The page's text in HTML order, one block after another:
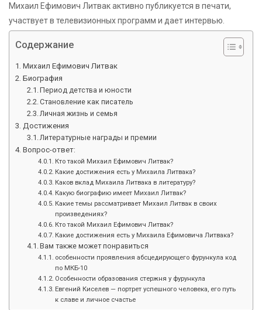
Михаил Ефимович Литвак активно публикуется в печати,
участвует в телевизионных программ и дает интервью.
Содержание
Михаил Ефимович Литвак
Биография
Период детства и юности
Становление как писатель
Личная жизнь и семья
Достижения
Литературные награды и премии
Вопрос-ответ:
Кто такой Михаил Ефимович Литвак?
Какие достижения есть у Михаила Литвака?
Каков вклад Михаила Литвака в литературу?
Какую биографию имеет Михаил Литвак?
Какие темы рассматривает Михаил Литвак в своих
произведениях?
Кто такой Михаил Ефимович Литвак?
Какие достижения есть у Михаила Ефимовича Литвака?
Вам также может понравиться
особенности проявления абсцедирующего фурункула код
по МКБ-10
Особенности образования стержня у фурункула
Евгений Киселев — портрет успешного человека, его путь
к славе и личное счастье